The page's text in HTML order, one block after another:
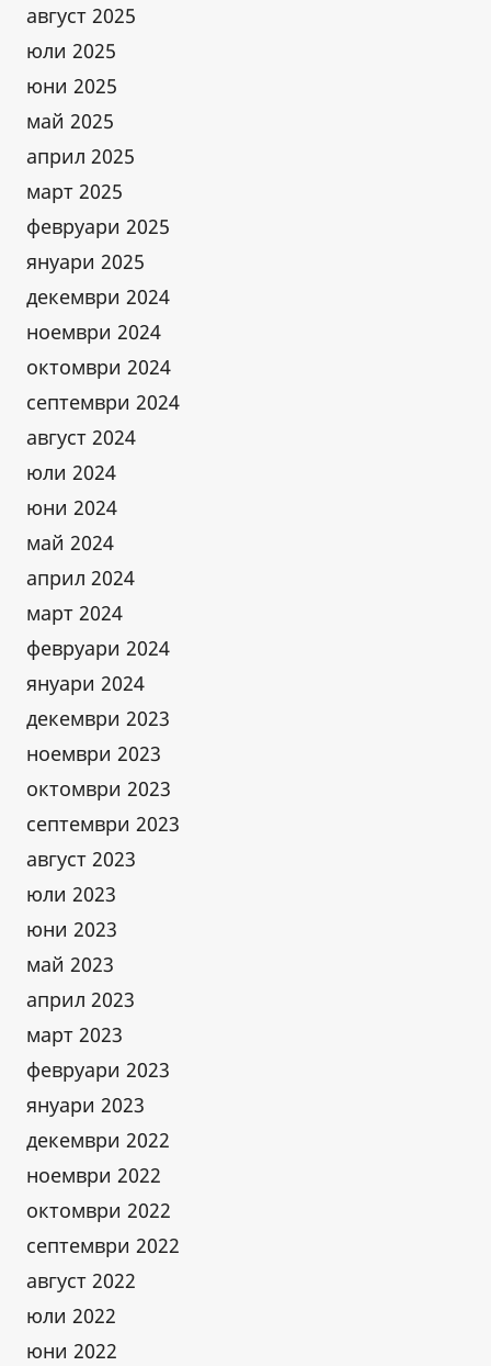
август 2025
юли 2025
юни 2025
май 2025
април 2025
март 2025
февруари 2025
януари 2025
декември 2024
ноември 2024
октомври 2024
септември 2024
август 2024
юли 2024
юни 2024
май 2024
април 2024
март 2024
февруари 2024
януари 2024
декември 2023
ноември 2023
октомври 2023
септември 2023
август 2023
юли 2023
юни 2023
май 2023
април 2023
март 2023
февруари 2023
януари 2023
декември 2022
ноември 2022
октомври 2022
септември 2022
август 2022
юли 2022
юни 2022